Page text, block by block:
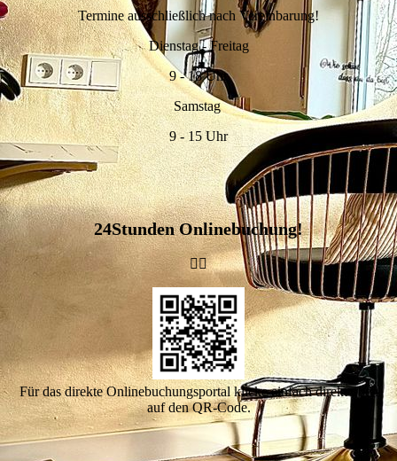
Termine ausschließlich nach Vereinbarung!
Dienstag - Freitag
9 - 18 Uhr
Samstag
9 - 15 Uhr
24Stunden Onlinebuchung!
👇🏻
Für das direkte Onlinebuchungsportal klicke einfach direkt oben
auf den QR-Code.